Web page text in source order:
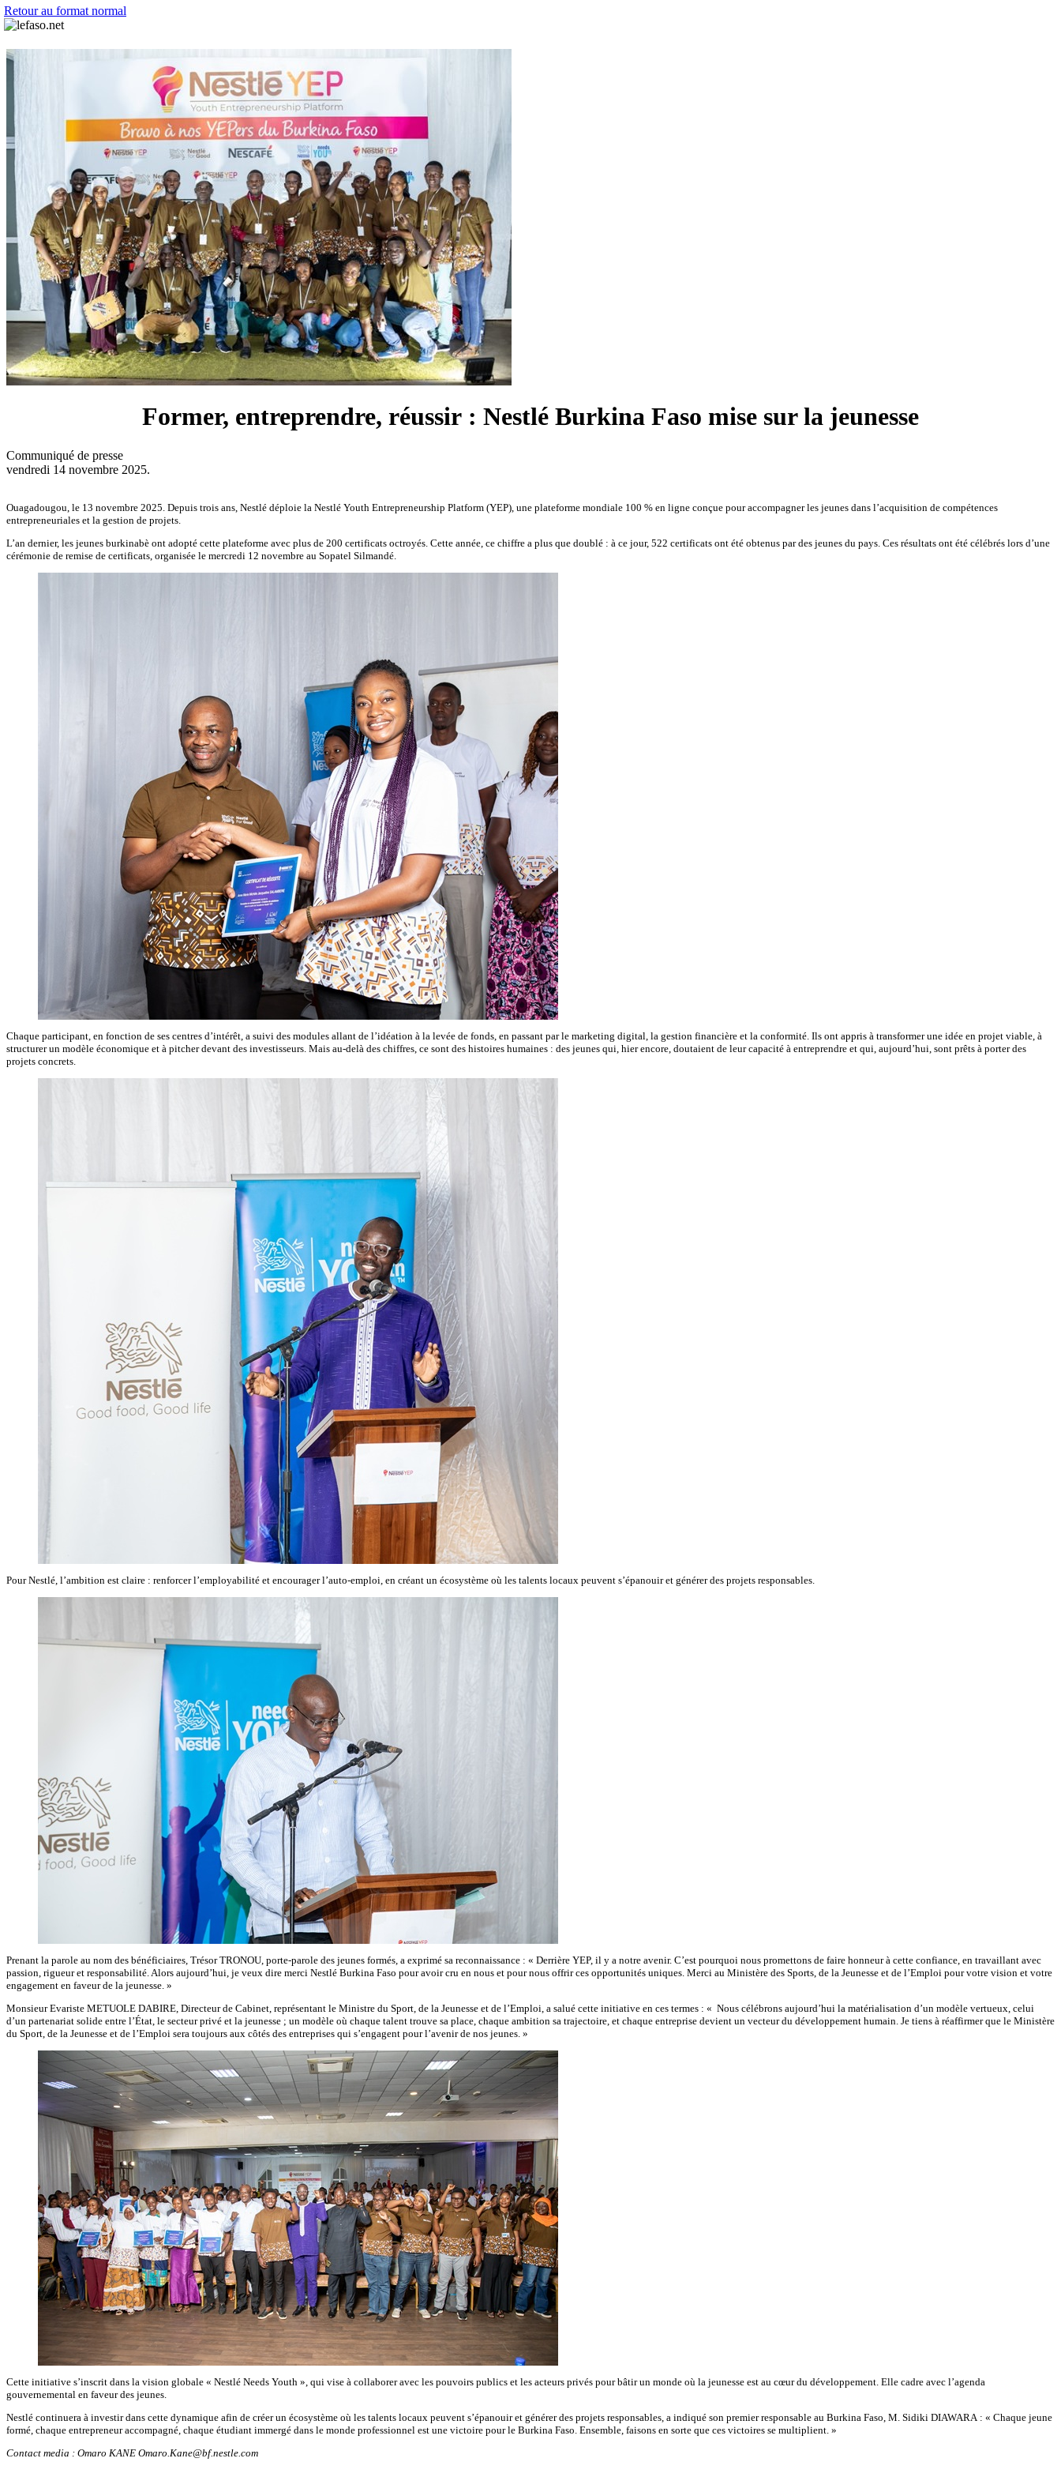
Retour au format normal
Former, entreprendre, réussir : Nestlé Burkina Faso mise sur la jeunesse
Communiqué de presse
vendredi 14 novembre 2025.
Ouagadougou, le 13 novembre 2025. Depuis trois ans, Nestlé déploie la Nestlé Youth Entrepreneurship Platform (YEP), une plateforme mondiale 100 % en ligne conçue pour accompagner les jeunes dans l’acquisition de compétences
entrepreneuriales et la gestion de projets.
L’an dernier, les jeunes burkinabè ont adopté cette plateforme avec plus de 200 certificats octroyés. Cette année, ce chiffre a plus que doublé : à ce jour, 522 certificats ont été obtenus par des jeunes du pays. Ces résultats ont été célébrés lors d’une
cérémonie de remise de certificats, organisée le mercredi 12 novembre au Sopatel Silmandé.
Chaque participant, en fonction de ses centres d’intérêt, a suivi des modules allant de l’idéation à la levée de fonds, en passant par le marketing digital, la gestion financière et la conformité. Ils ont appris à transformer une idée en projet viable, à
structurer un modèle économique et à pitcher devant des investisseurs. Mais au-delà des chiffres, ce sont des histoires humaines : des jeunes qui, hier encore, doutaient de leur capacité à entreprendre et qui, aujourd’hui, sont prêts à porter des
projets concrets.
Pour Nestlé, l’ambition est claire : renforcer l’employabilité et encourager l’auto-emploi, en créant un écosystème où les talents locaux peuvent s’épanouir et générer des projets responsables.
Prenant la parole au nom des bénéficiaires, Trésor TRONOU, porte-parole des jeunes formés, a exprimé sa reconnaissance : « Derrière YEP, il y a notre avenir. C’est pourquoi nous promettons de faire honneur à cette confiance, en travaillant avec
passion, rigueur et responsabilité. Alors aujourd’hui, je veux dire merci Nestlé Burkina Faso pour avoir cru en nous et pour nous offrir ces opportunités uniques. Merci au Ministère des Sports, de la Jeunesse et de l’Emploi pour votre vision et votre
engagement en faveur de la jeunesse. »
Monsieur Evariste METUOLE DABIRE, Directeur de Cabinet, représentant le Ministre du Sport, de la Jeunesse et de l’Emploi, a salué cette initiative en ces termes : « Nous célébrons aujourd’hui la matérialisation d’un modèle vertueux, celui
d’un partenariat solide entre l’État, le secteur privé et la jeunesse ; un modèle où chaque talent trouve sa place, chaque ambition sa trajectoire, et chaque entreprise devient un vecteur du développement humain. Je tiens à réaffirmer que le Ministère
du Sport, de la Jeunesse et de l’Emploi sera toujours aux côtés des entreprises qui s’engagent pour l’avenir de nos jeunes. »
Cette initiative s’inscrit dans la vision globale « Nestlé Needs Youth », qui vise à collaborer avec les pouvoirs publics et les acteurs privés pour bâtir un monde où la jeunesse est au cœur du développement. Elle cadre avec l’agenda
gouvernemental en faveur des jeunes.
Nestlé continuera à investir dans cette dynamique afin de créer un écosystème où les talents locaux peuvent s’épanouir et générer des projets responsables, a indiqué son premier responsable au Burkina Faso, M. Sidiki DIAWARA : « Chaque jeune
formé, chaque entrepreneur accompagné, chaque étudiant immergé dans le monde professionnel est une victoire pour le Burkina Faso. Ensemble, faisons en sorte que ces victoires se multiplient. »
Contact media : Omaro KANE Omaro.Kane@bf.nestle.com